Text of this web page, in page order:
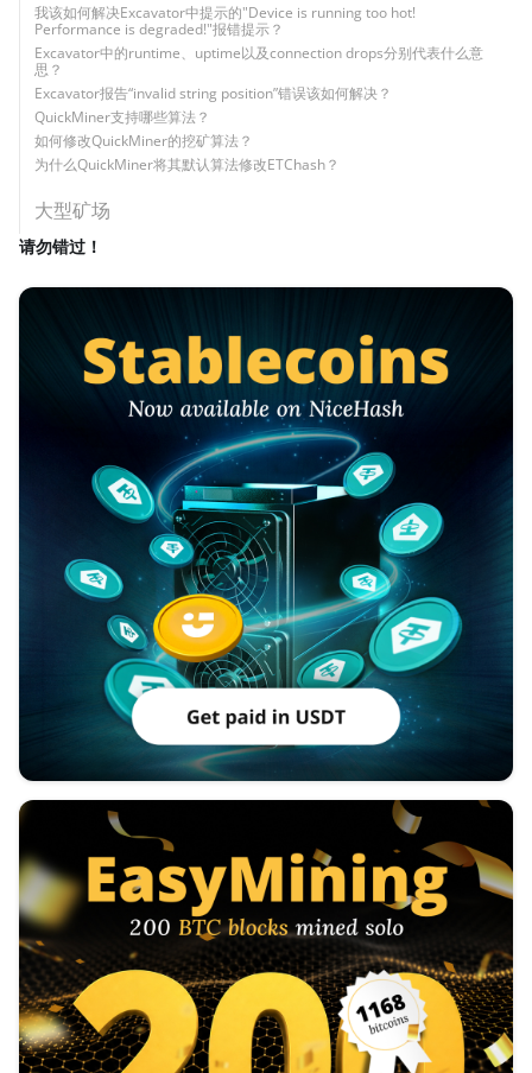
我该如何解决Excavator中提示的"Device is running too hot!
Performance is degraded!"报错提示？
Excavator中的runtime、uptime以及connection drops分别代表什么意
思？
Excavator报告“invalid string position”错误该如何解决？
QuickMiner支持哪些算法？
如何修改QuickMiner的挖矿算法？
为什么QuickMiner将其默认算法修改ETChash？
大型矿场
请勿错过！